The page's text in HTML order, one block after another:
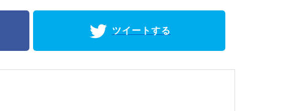
ツイートする